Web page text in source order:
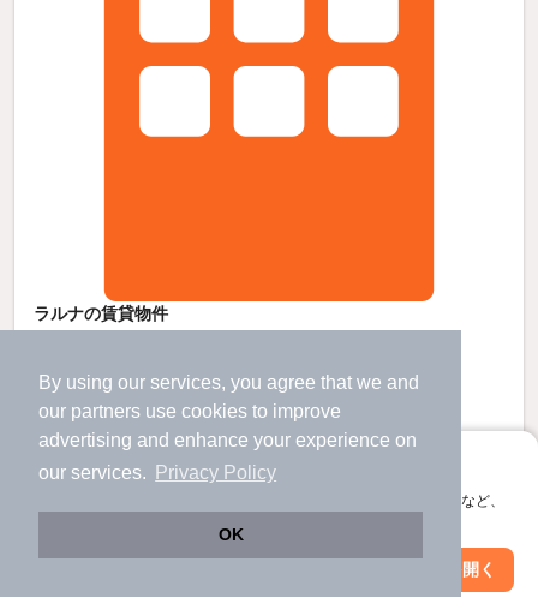
By using our services, you agree that we and
our partners use cookies to improve
advertising and enhance your experience on
our services.
Privacy Policy
OK
アプリに切り替えて、サクサクお部屋探し
会員登録なしですぐ使える。マップ検索やお気に入り保存など、
アプリを開く
ラルナの賃貸物件
すべての写真
下諏訪駅 歩 86分 （中央線）
長野県諏訪市上川３丁目
2階建 / 7年10ヶ月 / 木造
駐車場あり 駐輪場あり 宅配ボックス
絞り込み条件を変更